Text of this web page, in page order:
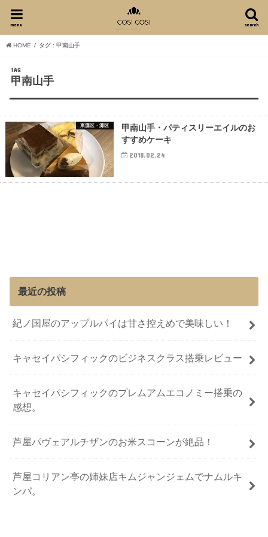
search
menu
HOME タグ : 甲南山手
TAG
甲南山手
東灘区・灘区
甲南山手・パティスリーエイルのお
すすめケーキ
2018.02.24
最近の投稿
紀ノ国屋のアップルパイは甘さ控えめで美味しい！
キャセイパシフィックのビジネスクラス搭乗レビュー
キャセイパシフィックのプレムアムエコノミー搭乗の
感想。
芦屋パヴェアルチザンのお米スコーンが絶品！
芦屋コリアン亭の姉妹店キムジャンジェムでナムルキ
ンパ。